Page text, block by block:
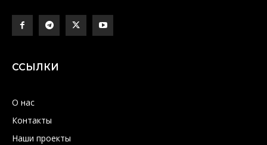
ССЫЛКИ
О нас
Контакты
Наши проекты